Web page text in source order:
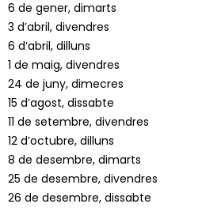
6 de gener, dimarts
3 d’abril, divendres
6 d’abril, dilluns
1 de maig, divendres
24 de juny, dimecres
15 d’agost, dissabte
11 de setembre, divendres
12 d’octubre, dilluns
8 de desembre, dimarts
25 de desembre, divendres
26 de desembre, dissabte